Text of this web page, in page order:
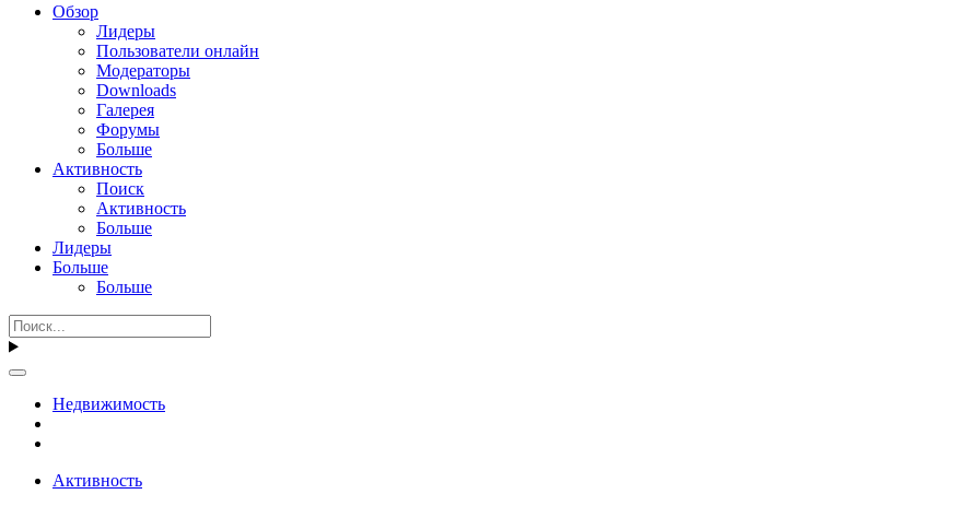
Обзор
Лидеры
Пользователи онлайн
Модераторы
Downloads
Галерея
Форумы
Больше
Активность
Поиск
Активность
Больше
Лидеры
Больше
Больше
Недвижимость
Активность